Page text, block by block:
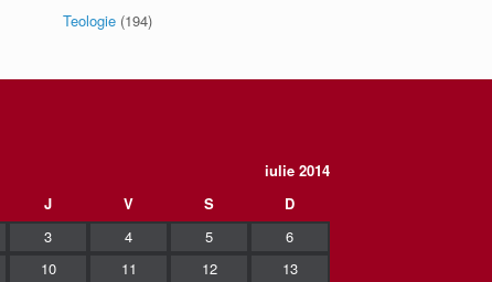
Teologie (194)
iulie 2014
J V S
D
3 4 5
6
10 11 12 13